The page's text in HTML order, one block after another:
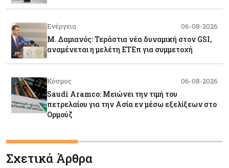
Ενέργεια 06-08-2026
Μ. Δαμιανός: Τεράστια νέα δυναμική στον GSI,
αναμένεται η μελέτη ΕΤΕπ για συμμετοχή
Κόσμος 06-08-2026
Saudi Aramco: Μειώνει την τιμή του
πετρελαίου για την Ασία εν μέσω εξελίξεων στο
Ορμούζ
Κύπρος 06-08-2026
Πιάνει δουλειά ο Κυπριακός Οργανισμός
Ανάπτυξης Επιχειρήσεων – Διορίστηκε το δ.σ.,
Σχετικά Άρθρα